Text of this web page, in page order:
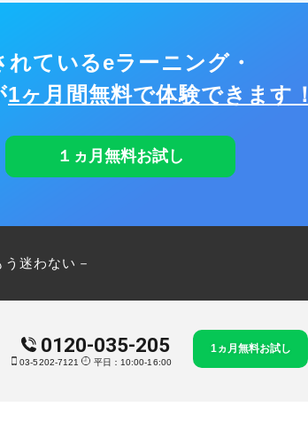
れているeラーニング・
1ヶ月間無料で体験できます！
１ヵ月無料お試し
迷わない－
0120-035-205
03-5202-7121 平日：10:00-16:00
1ヵ月無料お試し